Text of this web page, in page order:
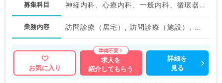
募集科目 神経内科、心療内科、一般内科、循環器内科、呼吸器内科、消化器内科、内分泌・代謝内科、腎臓内科、老年内科、総合診療科、膠原病科
業務内容 訪問診療（居宅）, 訪問診療（施設）, 訪問診療（居宅）, 訪問診療（施設）, 一般外来
お気に入り
求人を
紹介してもらう
詳細を
見る